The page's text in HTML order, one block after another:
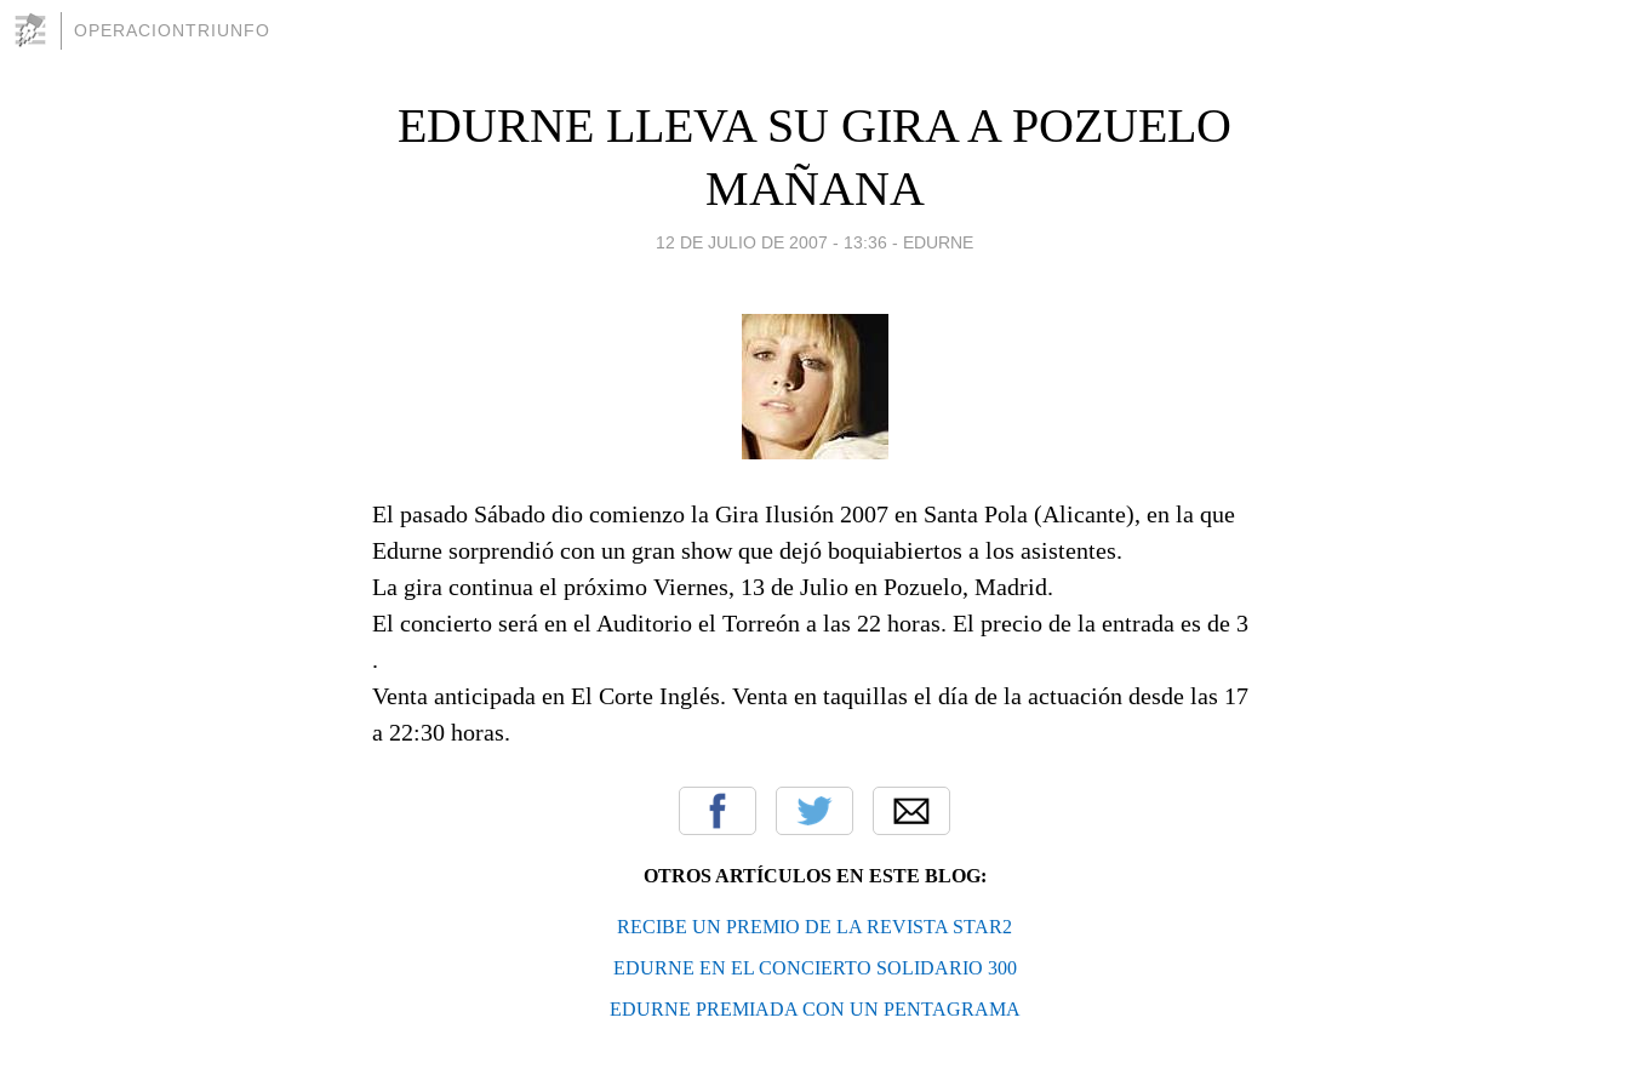
OPERACIONTRIUNFO
EDURNE LLEVA SU GIRA A POZUELO
MAÑANA
12 DE JULIO DE 2007 - 13:36 - EDURNE
El pasado Sábado dio comienzo la Gira Ilusión 2007 en Santa Pola (Alicante), en la que
Edurne sorprendió con un gran show que dejó boquiabiertos a los asistentes.
La gira continua el próximo Viernes, 13 de Julio en Pozuelo, Madrid.
El concierto será en el Auditorio el Torreón a las 22 horas. El precio de la entrada es de 3
.
Venta anticipada en El Corte Inglés. Venta en taquillas el día de la actuación desde las 17
a 22:30 horas.
OTROS ARTÍCULOS EN ESTE BLOG:
RECIBE UN PREMIO DE LA REVISTA STAR2
EDURNE EN EL CONCIERTO SOLIDARIO 300
EDURNE PREMIADA CON UN PENTAGRAMA